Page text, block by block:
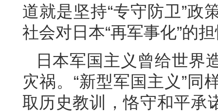
道就是坚持“专守防卫”政
社会对日本“再军事化”的
日本军国主义曾给世界
灾祸。“新型军国主义”同
取历史教训，恪守和平承